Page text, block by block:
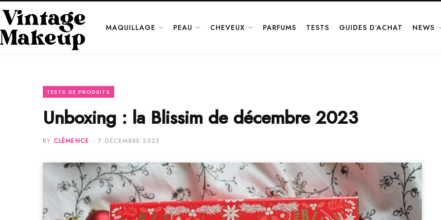
MAQUILLAGE PEAU CHEVEUX PARFUMS TESTS GUIDES D’ACHAT NEWS
TESTS DE PRODUITS
Unboxing : la Blissim de décembre 2023
BY CLÉMENCE 7 DÉCEMBRE 2023